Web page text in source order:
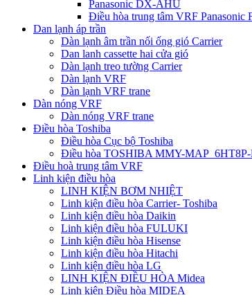
Panasonic DX-AHU
Điều hòa trung tâm VRF Panasonic
Dan lạnh áp trần
Dàn lạnh âm trần nối ống gió Carrier
Dan lanh cassette hai cửa gió
Dàn lạnh treo tường Carrier
Dàn lạnh VRF
Dàn lạnh VRF trane
Dàn nóng VRF
Dàn nóng VRF trane
Điều hòa Toshiba
Điều hòa Cục bộ Toshiba
Điều hòa TOSHIBA MMY-MAP_6HT8P-
Điều hoà trung tâm VRF
Linh kiện điều hòa
LINH KIỆN BƠM NHIỆT
Linh kiện điều hòa Carrier- Toshiba
Linh kiện điều hòa Daikin
Linh kiện điều hòa FULUKI
Linh kiện điều hòa Hisense
Linh kiện điều hòa Hitachi
Linh kiện điều hòa LG
LINH KIỆN ĐIỀU HÒA Midea
Linh kiện Điều hòa MIDEA